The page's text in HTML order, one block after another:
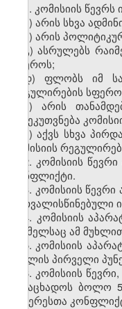
1. კომისიის
ა) არის სხვა
ბ) არის
გ) ასრულებს
სფეროს;
დ) ფლობს იმ
რეგულირების
ე) არის
განეკუთვნება
ვ) აქვს სხვა
კომისიის
2. კომისიის
კონფლიქტი.
3. კომისიის
4. კომისიის
რომელსაც ამ
5. კომისიის
მუხლის პირველი
6. კომისიის
განაცხადოს ბოლო
ინტერესთა